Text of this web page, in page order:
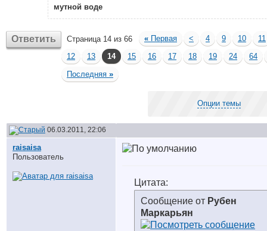
мутной воде
Ответить Страница 14 из 66 « Первая < 4 9 10
11
12
13 14 15 16 17 18 19 24
64
Последняя »
Опции темы
06.03.2011, 22:06
raisaisa
Пользователь
Цитата:
Сообщение от Рубен
Маркарьян